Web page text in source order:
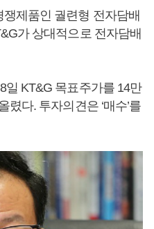
제품인 궐련형 전자담배
가 상대적으로 전자담배
일 KT&G 목표주가를 14만
렸다. 투자의견은 ‘매수’를